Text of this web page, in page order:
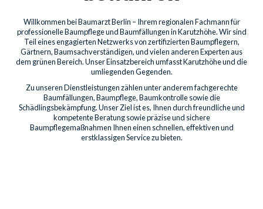
Willkommen bei Baumarzt Berlin – Ihrem regionalen Fachmann für
professionelle Baumpflege und Baumfällungen in Karutzhöhe. Wir sind
Teil eines engagierten Netzwerks von zertifizierten Baumpflegern,
Gärtnern, Baumsachverständigen, und vielen anderen Experten aus
dem grünen Bereich. Unser Einsatzbereich umfasst Karutzhöhe und die
umliegenden Gegenden.
Zu unseren Dienstleistungen zählen unter anderem fachgerechte
Baumfällungen, Baumpflege, Baumkontrolle sowie die
Schädlingsbekämpfung. Unser Ziel ist es, Ihnen durch freundliche und
kompetente Beratung sowie präzise und sichere
Baumpflegemaßnahmen Ihnen einen schnellen, effektiven und
erstklassigen Service zu bieten.